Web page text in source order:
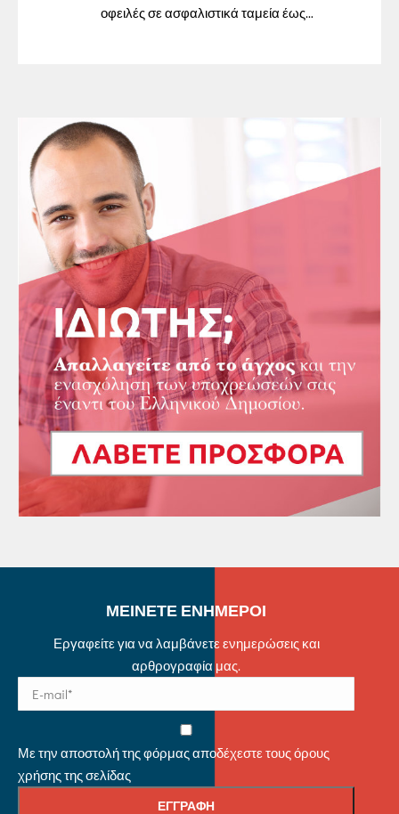
οφειλές σε ασφαλιστικά ταμεία έως
ΜΕΙΝΕΤΕ ΕΝΗΜΕΡΟΙ
Εργαφείτε για να λαμβάνετε ενημερώσεις και
αρθρογραφία μας.
Με την αποστολή της φόρμας αποδέχεστε τους όρους
χρήσης της σελίδας